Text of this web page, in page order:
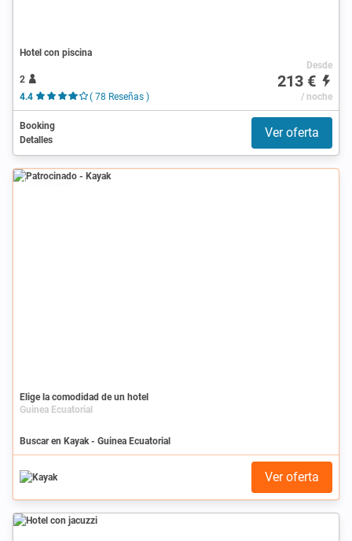
Hotel con piscina
2
4.4
( 78 Reseñas )
Desde
213 €
/ noche
Booking
Detalles
Ver oferta
Patrocinado
Elige la comodidad de un hotel
Guinea Ecuatorial
Buscar en Kayak - Guinea Ecuatorial
Ver oferta